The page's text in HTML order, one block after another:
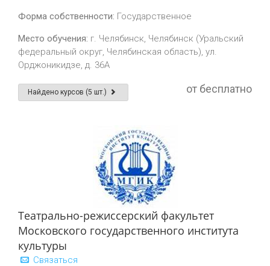
Форма собственности: Государственное
Место обучения: г. Челябинск, Челябинск (Уральский
федеральный округ, Челябинская область), ул.
Орджоникидзе, д. 36А
Найдено курсов (5 шт.) от бесплатно
Театрально-режиссерский факультет
Московского государственного института
культуры
Связаться